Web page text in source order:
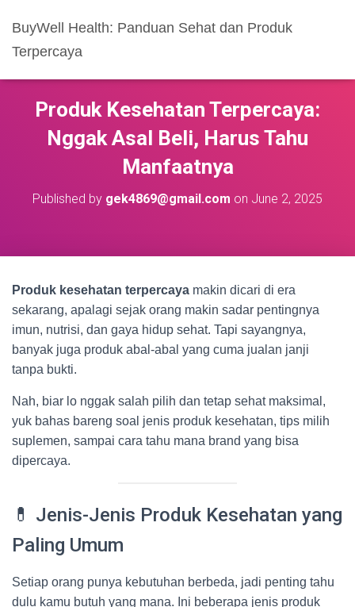
BuyWell Health: Panduan Sehat dan Produk
Terpercaya
Produk Kesehatan Terpercaya:
Nggak Asal Beli, Harus Tahu
Manfaatnya
Published by gek4869@gmail.com on June 2, 2025
Produk kesehatan terpercaya makin dicari di era
sekarang, apalagi sejak orang makin sadar pentingnya
imun, nutrisi, dan gaya hidup sehat. Tapi sayangnya,
banyak juga produk abal-abal yang cuma jualan janji
tanpa bukti.
Nah, biar lo nggak salah pilih dan tetap sehat maksimal,
yuk bahas bareng soal jenis produk kesehatan, tips milih
suplemen, sampai cara tahu mana brand yang bisa
dipercaya.
💊 Jenis-Jenis Produk Kesehatan yang
Paling Umum
Setiap orang punya kebutuhan berbeda, jadi penting tahu
dulu kamu butuh yang mana. Ini beberapa jenis produk